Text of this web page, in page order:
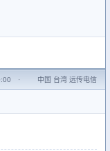
· 中国 台湾 远传电信